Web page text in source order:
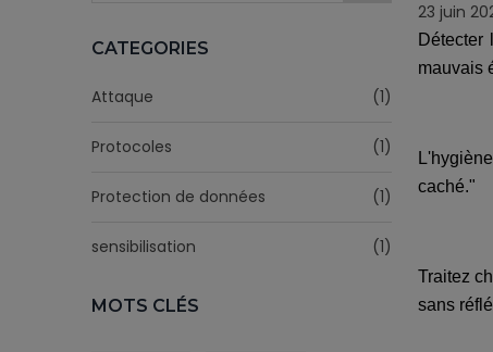
CATEGORIES
Attaque (1)
Protocoles (1)
Protection de données (1)
sensibilisation (1)
MOTS CLÉS
23 juin
Détecter
mauvais
caché."
Traitez
sans